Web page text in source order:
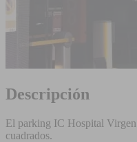
Descripción
El parking IC Hospital
cuadrados.